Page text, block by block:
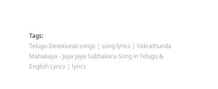
Tags:
Telugu Devotional songs | song lyrics | Vakrathunda
Mahakaya - Jaya Jaya Subhakara Song in Telugu &
English Lyrics | lyrics